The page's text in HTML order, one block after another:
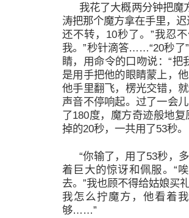
我花了大概两分钟把魔
涛把那个魔方拿在手里，
还不转，10秒了。”我忍
我。”秒针滴答……“20秒了
睛，用命令的口吻说：“把
是用手把他的眼睛蒙上，
他手里翻飞，楞光交错，
声音不停响起。过了一会
了180度，魔方奇迹般地
掉的20秒，一共用了53秒。
“你输了，用了53秒，
着巨大的惊讶和佩服。“
去。”我也顾不得给姑娘买
我怎么拧魔方，他看着
够……”